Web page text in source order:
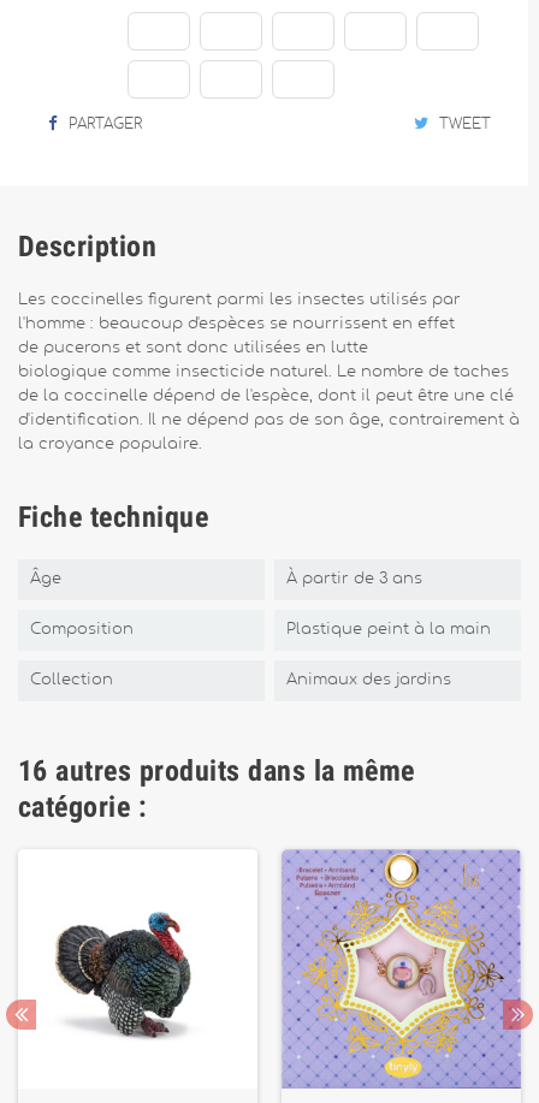
PARTAGER TWEET
Description
Les coccinelles figurent parmi les insectes utilisés par
l'homme : beaucoup d'espèces se nourrissent en effet
de pucerons et sont donc utilisées en lutte
biologique comme insecticide naturel. Le nombre de taches
de la coccinelle dépend de l'espèce, dont il peut être une clé
d'identification. Il ne dépend pas de son âge, contrairement à
la croyance populaire.
Fiche technique
Âge À partir de 3 ans
Composition Plastique peint à la main
Collection Animaux des jardins
16 autres produits dans la même
catégorie :